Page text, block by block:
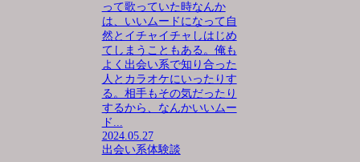
って歌っていた時なんか
は、いいムードになって自
然とイチャイチャしはじめ
てしまうこともある。俺も
よく出会い系で知り合った
人とカラオケにいったりす
る。相手もその気だったり
するから、なんかいいムー
ド...
2024.05.27
出会い系体験談